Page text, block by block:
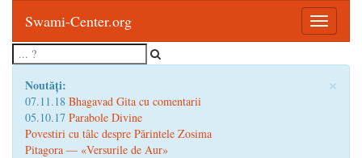
Toggle
Swami-Center.org
×
Noutăți:
07.11.18 Bhagavad Gita cu comentarii
05.10.17 Parabole Divine
Povestiri cu tâlc despre Părintele Zosima
Pitagora — «Versurile de Aur»